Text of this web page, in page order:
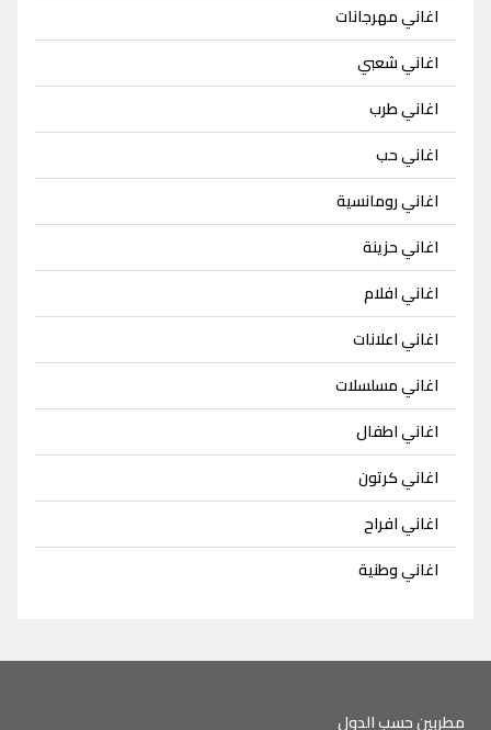
اغاني مهرجانات
اغاني شعبي
اغاني طرب
اغاني حب
اغاني رومانسية
اغاني حزينة
اغاني افلام
اغاني اعلانات
اغاني مسلسلات
اغاني اطفال
اغاني كرتون
اغاني افراح
اغاني وطنية
مطربين حسب الدول